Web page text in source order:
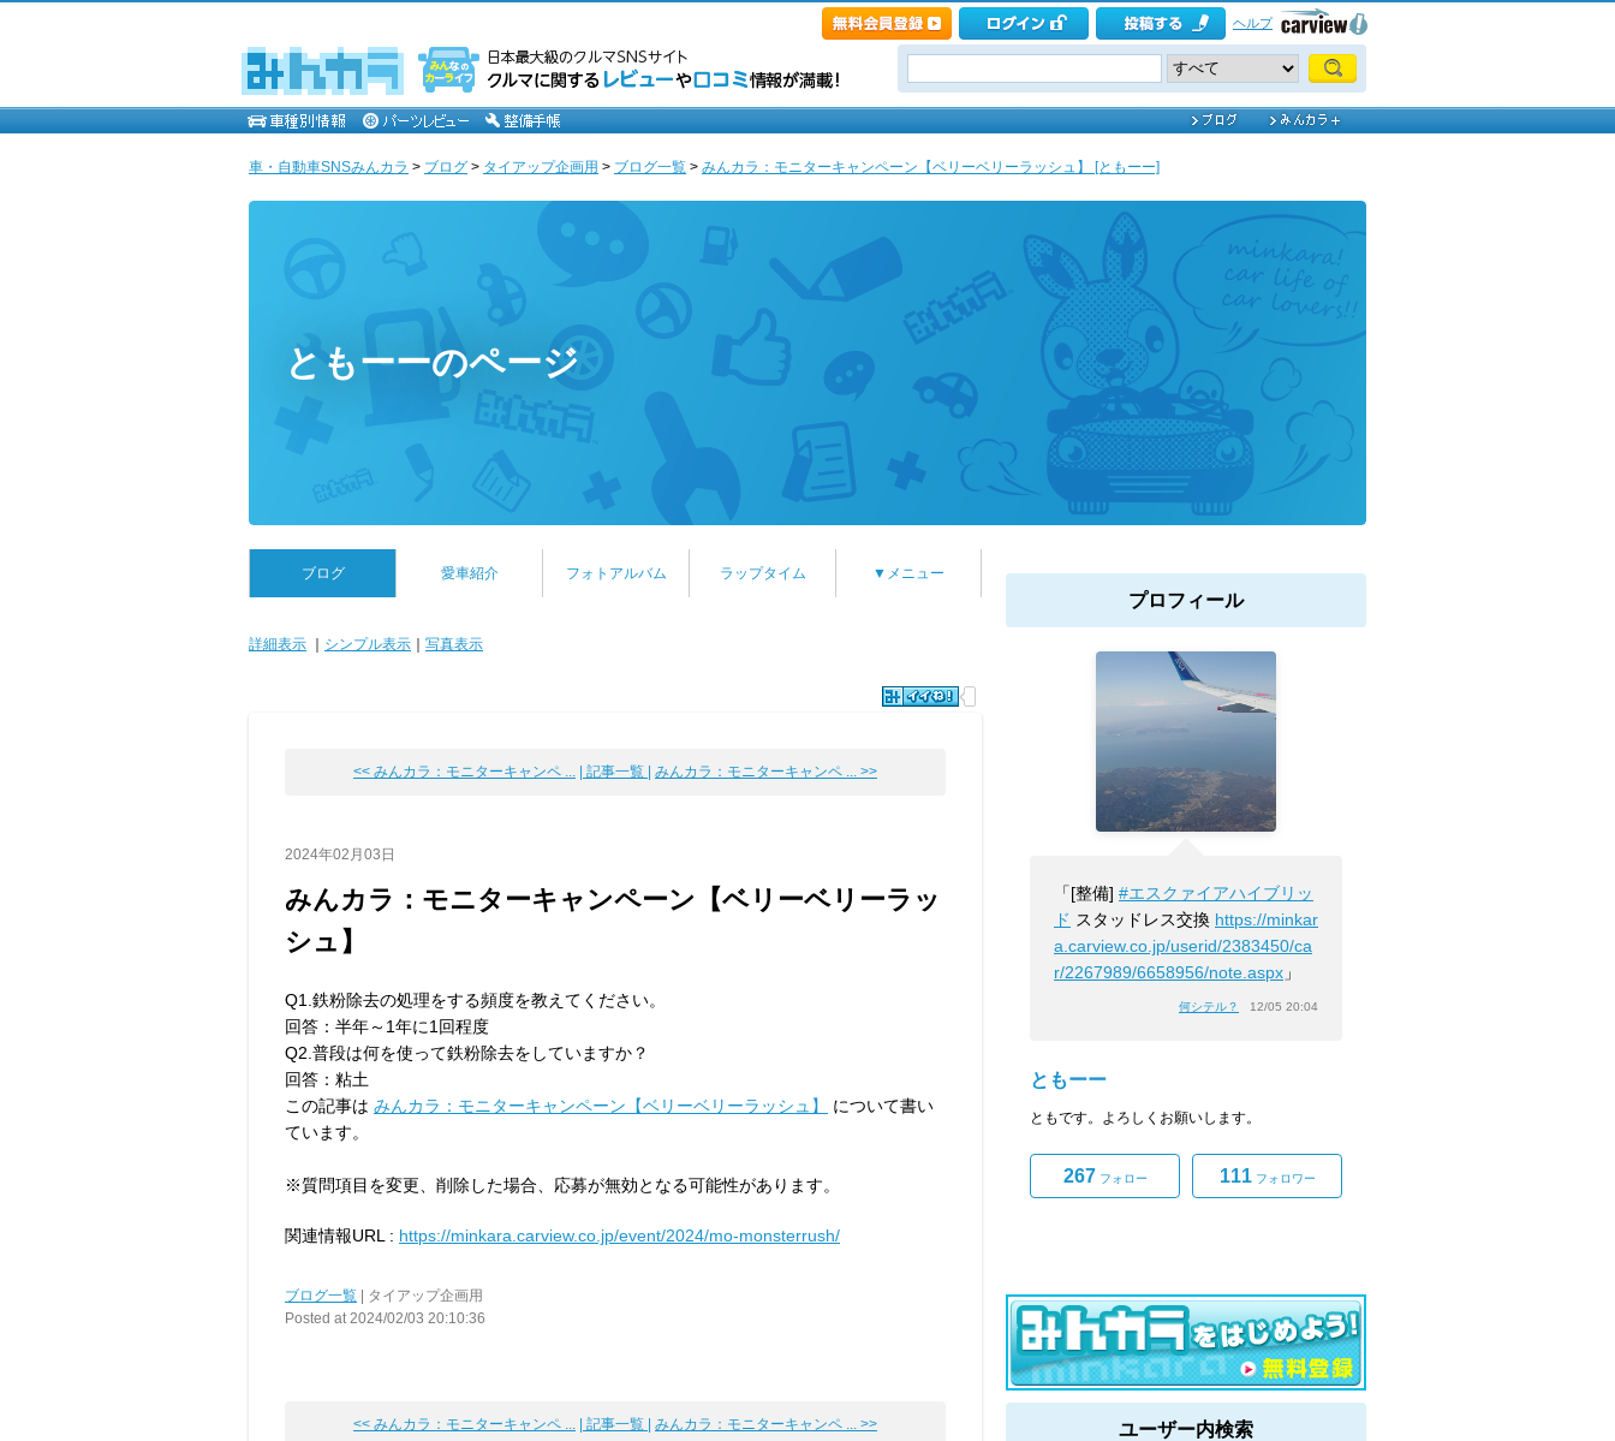
ヘルプ
車・自動車SNSみんカラ > ブログ > タイアップ企画用 > ブログ一覧 > みんカラ：モニターキャンペーン【ベリーベリーラッシュ】 [ともーー]
ともーーのページ
ブログ 愛車紹介 フォトアルバム ラップタイム ▼メニュー
詳細表示 シンプル表示 写真表示
<< みんカラ：モニターキャンペ ... | 記事一覧 | みんカラ：モニターキャンペ ... >>
2024年02月03日
みんカラ：モニターキャンペーン【ベリーベリーラッ
シュ】
Q1.鉄粉除去の処理をする頻度を教えてください。
回答：半年～1年に1回程度
Q2.普段は何を使って鉄粉除去をしていますか？
回答：粘土
この記事は みんカラ：モニターキャンペーン【ベリーベリーラッシュ】
について書い
ています。
※質問項目を変更、削除した場合、応募が無効となる可能性があります。
関連情報URL : https://minkara.carview.co.jp/event/2024/mo-monsterrush/
ブログ一覧 | タイアップ企画用
Posted at 2024/02/03 20:10:36
<< みんカラ：モニターキャンペ ... | 記事一覧 | みんカラ：モニターキャンペ ... >>
プロフィール
「[整備] #エスクァイアハイブリッ
ド スタッドレス交換 https://minkar
a.carview.co.jp/userid/2383450/ca
r/2267989/6658956/note.aspx 」
何シテル？ 12/05 20:04
ともーー
ともです。よろしくお願いします。
267 フォロー 111フォロワー
ユーザー内検索